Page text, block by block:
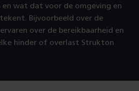
wat dat voor de omgeving en
Bijvoorbeeld over de
over de bereikbaarheid en
hinder of overlast Strukton